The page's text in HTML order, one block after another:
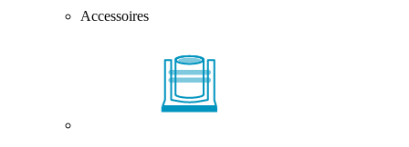
Accessoires